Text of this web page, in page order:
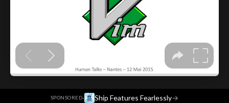
SPONSORED· Ship Features Fearlessly→